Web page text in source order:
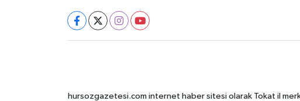
hursozgazetesi.com internet haber sitesi olarak Tokat il